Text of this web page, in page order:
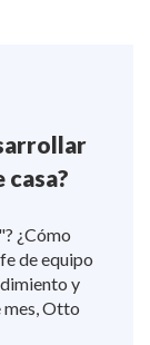
¿Cómo
de equipo
y
mes, Otto